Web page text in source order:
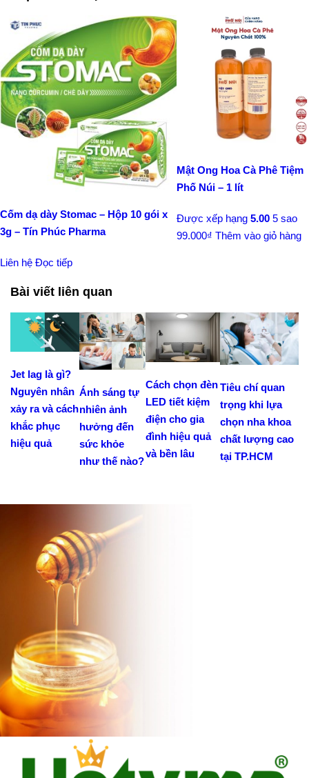
Cốm dạ dày Stomac – Hộp 10 gói x
3g – Tín Phúc Pharma
Liên hệ Đọc tiếp
Mật Ong Hoa Cà Phê Tiệm
Phố Núi – 1 lít
Được xếp hạng 5.00 5 sao
99.000₫ Thêm vào giỏ hàng
Bài viết liên quan
Jet lag là gì?
Nguyên nhân
xảy ra và cách
khắc phục
hiệu quả
Ánh sáng tự
nhiên ảnh
hưởng đến
sức khỏe
như thế nào?
Cách chọn đèn
LED tiết kiệm
điện cho gia
đình hiệu quả
và bền lâu
Tiêu chí quan
trọng khi lựa
chọn nha khoa
chất lượng cao
tại TP.HCM